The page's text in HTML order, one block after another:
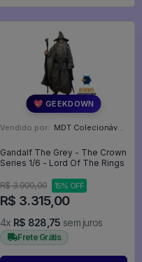
💖 GEEKDOWN
Vendido por: MDT Colecionáveis - DF
Gandalf The Grey - The Crown
Series 1/6 - Lord Of The Rings
R$ 3.900,00 15% OFF
R$ 3.315,00
4x R$ 828,75 sem juros
Frete Grátis